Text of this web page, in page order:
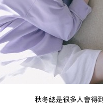
秋冬總是很多人會得